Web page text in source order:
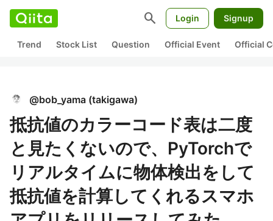
search Login Signup
Trend Stock List Question Official Event Official
@bob_yama (takigawa)
抵抗値のカラーコード表は二度
と見たくないので、PyTorchで
リアルタイムに物体検出をして
抵抗値を計算してくれるスマホ